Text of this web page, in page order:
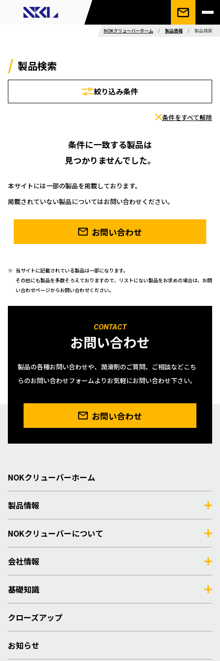
NOKクリューバーホーム / 製品情報 / 製品検索
製品検索
絞り込み条件
条件をすべて解除
条件に一致する製品は
見つかりませんでした。
本サイトには一部の製品を掲載しております。
掲載されていない製品についてはお問い合わせください。
お問い合わせ
当サイトに記載されている製品は一部になります。
その他にも製品を多数そろえておりますので、リストにない製品をお求めの場合は、お問
い合わせページからお問い合わせください。
CONTACT
お問い合わせ
製品の各種お問い合わせや、潤滑剤のご質問、ご相談などこち
らのお問い合わせフォームよりお気軽にお問い合わせ下さい。
お問い合わせ
NOKクリューバーホーム
製品情報
NOKクリューバーについて
会社情報
基礎知識
クローズアップ
お知らせ